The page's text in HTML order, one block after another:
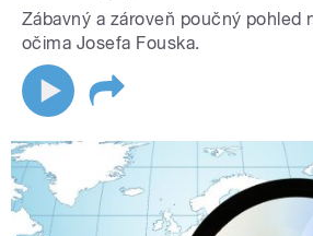
Zábavný a zároveň poučný pohled
očima Josefa Fouska.